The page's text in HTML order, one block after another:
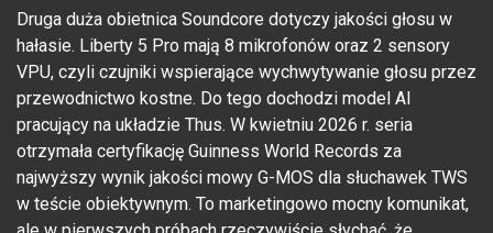
Druga duża obietnica Soundcore dotyczy jakości głosu w
hałasie. Liberty 5 Pro mają 8 mikrofonów oraz 2 sensory
VPU, czyli czujniki wspierające wychwytywanie głosu przez
przewodnictwo kostne. Do tego dochodzi model AI
pracujący na układzie Thus. W kwietniu 2026 r. seria
otrzymała certyfikację Guinness World Records za
najwyższy wynik jakości mowy G-MOS dla słuchawek TWS
w teście obiektywnym. To marketingowo mocny komunikat,